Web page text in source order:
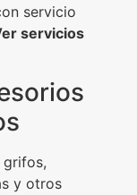
servicio
servicios
grifos,
y otros